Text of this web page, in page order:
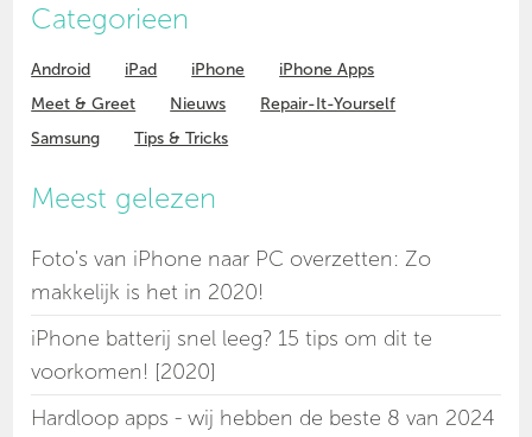
Categorieen
Android iPad iPhone
iPhone Apps
Meet & Greet
Nieuws
Repair-It-Yourself
Samsung
Tips & Tricks
Meest gelezen
Foto's van iPhone naar PC overzetten: Zo
makkelijk is het in 2020!
iPhone batterij snel leeg? 15 tips om dit te
voorkomen! [2020]
Hardloop apps - wij hebben de beste 8 van 2024